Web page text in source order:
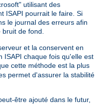
utilisant des
ISAPI pourrait le faire. Si
le journal des erreurs afin
bruit de fond.
et la conservent en
ISAPI chaque fois qu'elle est
cette méthode est la plus
permet d'assurer la stabilité
être ajouté dans le futur,